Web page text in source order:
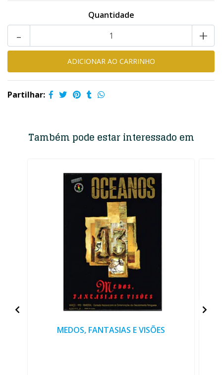
Quantidade
+
-
Partilhar:
Também pode estar interessado em
MEDOS, FANTASIAS E VISÕES